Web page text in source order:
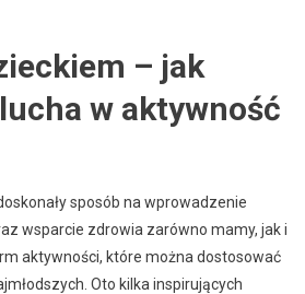
– jak
w aktywność
sposób na wprowadzenie
wsparcie zdrowia zarówno mamy, jak i
aktywności, które można dostosować
Oto kilka inspirujących